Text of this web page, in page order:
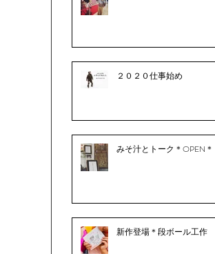
２０２０仕事始め
みそ汁とトーク＊OPEN＊
新作登場＊段ボール工作